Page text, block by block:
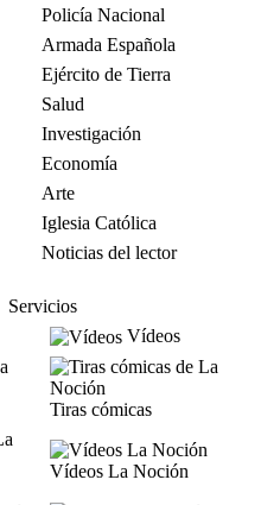
Policía Nacional
Armada Española
Ejército de Tierra
Salud
Investigación
Economía
Arte
Iglesia Católica
Noticias del lector
Servicios
Vídeos
Tiras cómicas
Vídeos La Noción